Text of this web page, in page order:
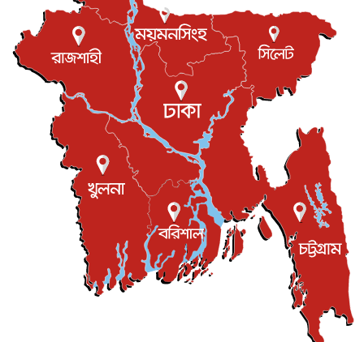
আন্তর্জাতিক
এবার ওটিটিতে মুক্তি পেল ‘মালিক’
বিনোদন ৮ আগস্ট, ২০২৬
রিয়ালকে ‘না’ বলা রদ্রির জন্য বার্সার কাছে কত চাইল ম্যানসিটি
খেলাধুলা
শিল্পকলায় চলচ্চিত্র উৎসব, বিনা মূল্যে দেখা যাবে ৬ সিনেমা
বিনোদন ৮ আগস্ট, ২০২৬
ইস্ট লন্ডন মসজিদের জুমার খুতবা : “কুরআন হোক জীবন দেখার
লেন্স...
ইসলাম ও জীবন ৭ আগস্ট, ২০২৬
সিলেটের কন্যা মোহিনী রশিদ এনওয়াইপিডির উচ্চপদস্থ কর্মকর্তা
দেশজুড়ে ৬ আগস্ট, ২০২৬
আজ থেকে সবার জন্য উন্মুক্ত জুলাই স্মৃতি জাদুঘর
৬ আগস্ট, ২০২৬